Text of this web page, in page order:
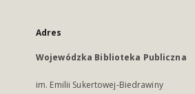
Adres
Wojewódzka Biblioteka Publiczna
im. Emilii Sukertowej-Biedrawiny